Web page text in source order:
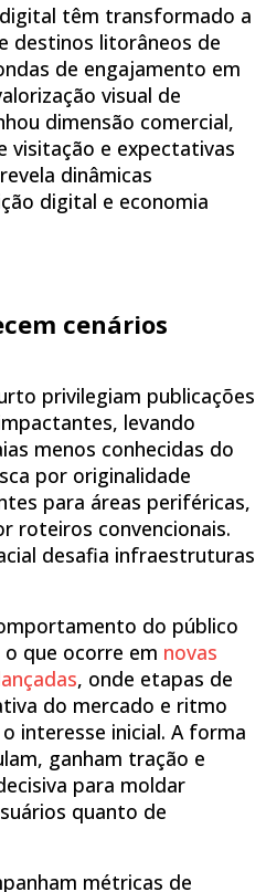
têm transformado a
destinos litorâneos de
de engajamento em
visual de
dimensão comercial,
visitação e expectativas
dinâmicas
digital e economia
cenários
privilegiam publicações
levando
menos conhecidas do
por originalidade
para áreas periféricas,
roteiros convencionais.
desafia infraestruturas
do público
que ocorre em novas
, onde etapas de
do mercado e ritmo
interesse inicial. A forma
ganham tração e
para moldar
quanto de
métricas de